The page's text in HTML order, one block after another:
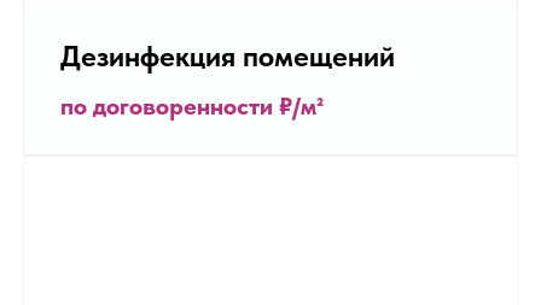
Дезинфекция помещений
по договоренности ₽/м²